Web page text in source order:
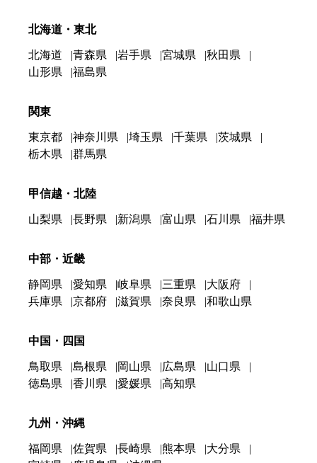
北海道・東北
北海道 青森県 岩手県 宮城県
秋田県
山形県
福島県
関東
東京都 神奈川県 埼玉県 千葉県
茨城県
栃木県
群馬県
甲信越・北陸
山梨県 長野県 新潟県 富山県 石川県 福井県
中部・近畿
静岡県 愛知県 岐阜県 三重県
大阪府
兵庫県
京都府 滋賀県 奈良県 和歌山県
中国・四国
鳥取県 島根県 岡山県 広島県
山口県
徳島県
香川県 愛媛県 高知県
九州・沖縄
福岡県 佐賀県 長崎県 熊本県
大分県